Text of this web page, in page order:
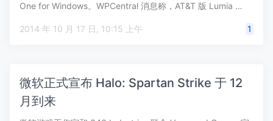
One for Windows。WPCentral 消息称，AT&T 版 Lumia …
2014 年 10 月 17 日, 10:15 上午 1
微软正式宣布 Halo: Spartan Strike 于 12
月到来